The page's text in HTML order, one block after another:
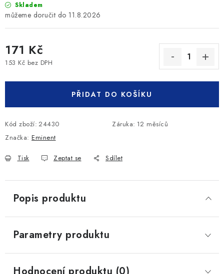
Skladem
11.8.2026
171 Kč
153 Kč bez DPH
PŘIDAT DO KOŠÍKU
Kód zboží: 24430 Záruka: 12 měsíců
Značka: Eminent
Tisk Zeptat se Sdílet
Popis produktu
Parametry produktu